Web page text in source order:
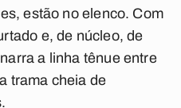
estão no elenco. Com
e, de núcleo, de
a linha tênue entre
trama cheia de